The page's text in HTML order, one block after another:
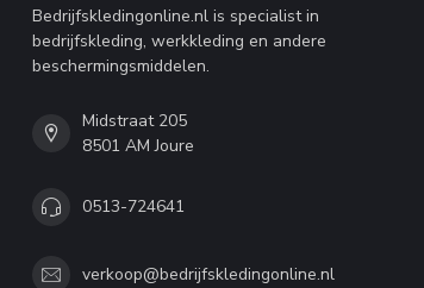
Bedrijfskledingonline.nl is specialist in
bedrijfskleding, werkkleding en andere
beschermingsmiddelen.
Midstraat 205
8501 AM Joure
0513-724641
verkoop@bedrijfskledingonline.nl